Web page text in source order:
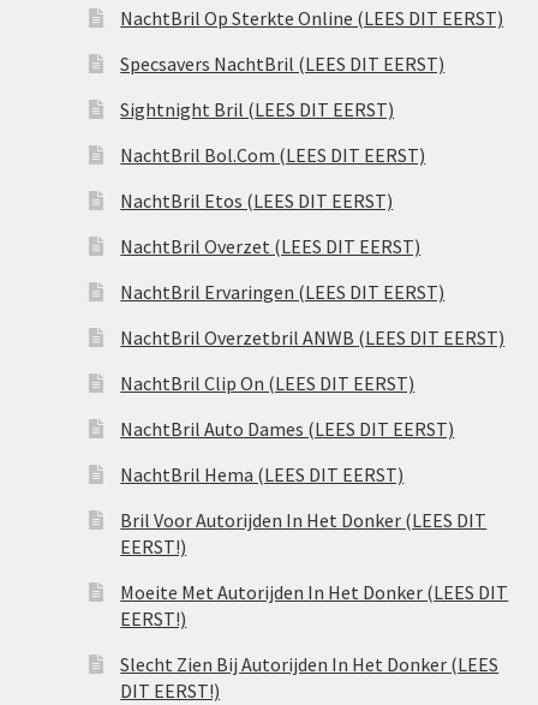
NachtBril Op Sterkte Online (LEES DIT EERST)
Specsavers NachtBril (LEES DIT EERST)
Sightnight Bril (LEES DIT EERST)
NachtBril Bol.Com (LEES DIT EERST)
NachtBril Etos (LEES DIT EERST)
NachtBril Overzet (LEES DIT EERST)
NachtBril Ervaringen (LEES DIT EERST)
NachtBril Overzetbril ANWB (LEES DIT EERST)
NachtBril Clip On (LEES DIT EERST)
NachtBril Auto Dames (LEES DIT EERST)
NachtBril Hema (LEES DIT EERST)
Bril Voor Autorijden In Het Donker (LEES DIT
EERST!)
Moeite Met Autorijden In Het Donker (LEES DIT
EERST!)
Slecht Zien Bij Autorijden In Het Donker (LEES
DIT EERST!)